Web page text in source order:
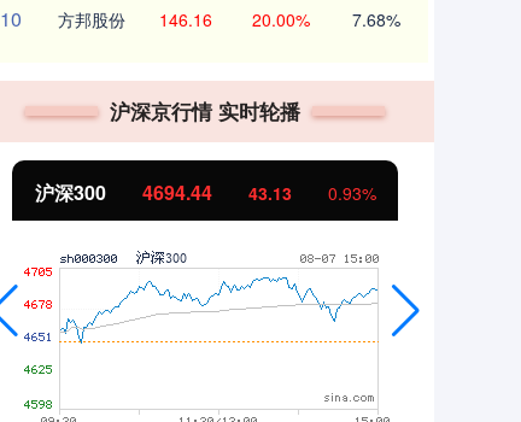
10 方邦股份 146.16 20.00% 7.68%
沪深京行情 实时轮播
北证50 1134.24 11.37 1.01%